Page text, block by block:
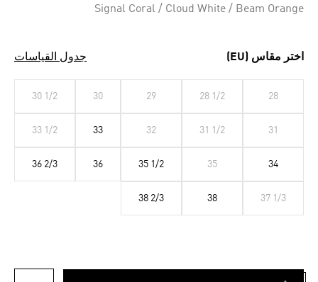
Signal Coral / Cloud White / Beam Orange
اختر مقاس (EU) جدول القياسات
28
28 1/2
29
30
30 1/2
31
31 1/2
32
33
33 1/2
34
35
35 1/2
36
36 2/3
37 1/3
38
38 2/3